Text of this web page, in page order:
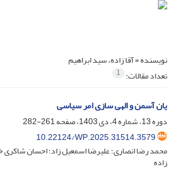
نویسنده =آقا زاده، سید ابراهیم
تعداد مقالات: 1
یان آسمن و الهی سازی امر سیاسی
دوره 13، شماره 4، دی 1403، صفحه
261-282
10.22124/WP.2025.31514.3579
محمد رضا انصاری؛ علیرضا اسمعیل زاد؛ احسان شاکری
زاده